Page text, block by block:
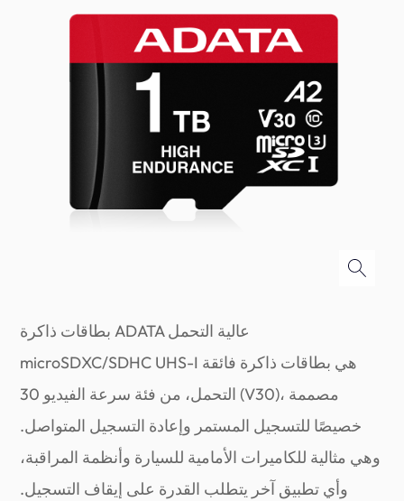
بطاقات ذاكرة ADATA عالية التحمل
microSDXC/SDHC UHS-I هي بطاقات ذاكرة فائقة
التحمل، من فئة سرعة الفيديو 30 (V30)، مصممة
خصيصًا للتسجيل المستمر وإعادة التسجيل المتواصل.
وهي مثالية للكاميرات الأمامية للسيارة وأنظمة المراقبة،
وأي تطبيق آخر يتطلب القدرة على إيقاف التسجيل.